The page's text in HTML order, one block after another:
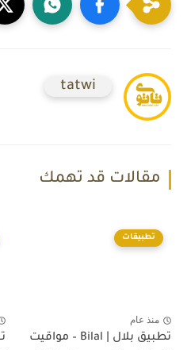
tatwi
مقالات قد تهمك
تطبيقات
منذ عام
تطبيق بلال | Bilal – مواقيت